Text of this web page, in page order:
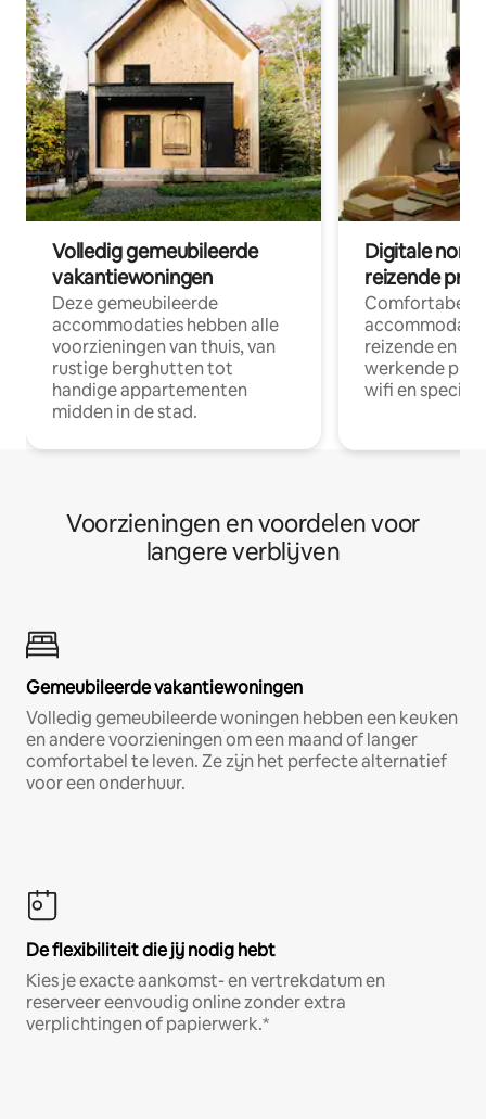
Volledig gemeubileerde
vakantiewoningen
Deze gemeubileerde
accommodaties hebben alle
voorzieningen van thuis, van
rustige berghutten tot
handige appartementen
midden in de stad.
Digitale
reizende
Comfortabele
reizende en
werkende
wifi en
Voorzieningen en voordelen voor
langere verblijven
Gemeubileerde vakantiewoningen
Volledig gemeubileerde woningen hebben een keuken
en andere voorzieningen om een maand of langer
comfortabel te leven. Ze zijn het perfecte alternatief
voor een onderhuur.
De flexibiliteit die jij nodig hebt
Kies je exacte aankomst- en vertrekdatum en
reserveer eenvoudig online zonder extra
verplichtingen of papierwerk.*